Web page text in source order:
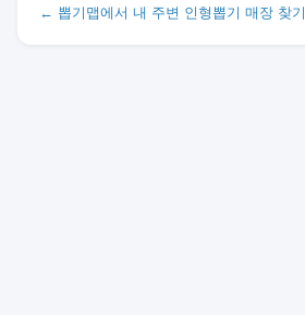
← 뽑기맵에서 내 주변 인형뽑기 매장 찾기